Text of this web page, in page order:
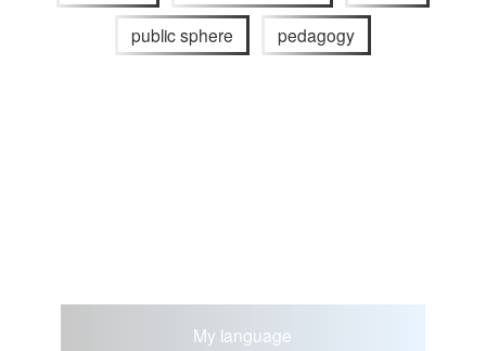
public sphere pedagogy
My language